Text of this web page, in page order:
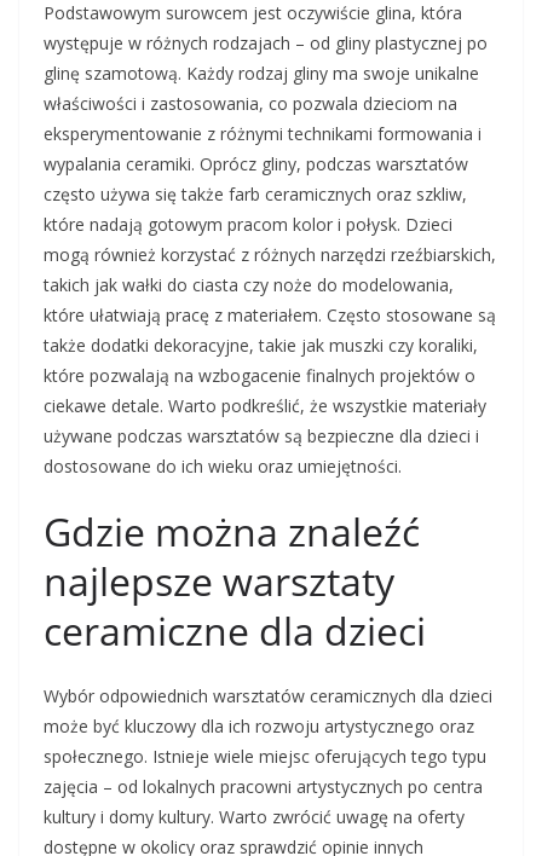
Podstawowym surowcem jest oczywiście glina, która
występuje w różnych rodzajach – od gliny plastycznej po
glinę szamotową. Każdy rodzaj gliny ma swoje unikalne
właściwości i zastosowania, co pozwala dzieciom na
eksperymentowanie z różnymi technikami formowania i
wypalania ceramiki. Oprócz gliny, podczas warsztatów
często używa się także farb ceramicznych oraz szkliw,
które nadają gotowym pracom kolor i połysk. Dzieci
mogą również korzystać z różnych narzędzi rzeźbiarskich,
takich jak wałki do ciasta czy noże do modelowania,
które ułatwiają pracę z materiałem. Często stosowane są
także dodatki dekoracyjne, takie jak muszki czy koraliki,
które pozwalają na wzbogacenie finalnych projektów o
ciekawe detale. Warto podkreślić, że wszystkie materiały
używane podczas warsztatów są bezpieczne dla dzieci i
dostosowane do ich wieku oraz umiejętności.
Gdzie można znaleźć
najlepsze warsztaty
ceramiczne dla dzieci
Wybór odpowiednich warsztatów ceramicznych dla dzieci
może być kluczowy dla ich rozwoju artystycznego oraz
społecznego. Istnieje wiele miejsc oferujących tego typu
zajęcia – od lokalnych pracowni artystycznych po centra
kultury i domy kultury. Warto zwrócić uwagę na oferty
dostępne w okolicy oraz sprawdzić opinie innych